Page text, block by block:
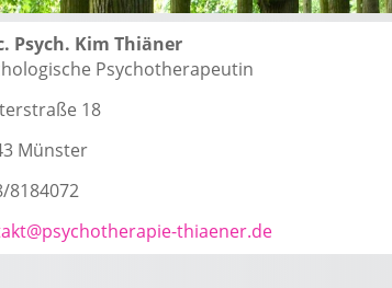
Psych. Kim Thiäner
Psychotherapeutin
18
Münster
8184072
thiaener.de